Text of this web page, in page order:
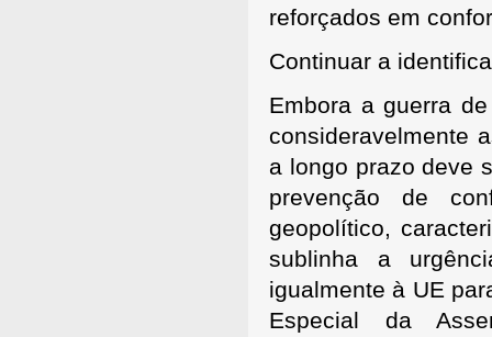
reforçados em
Continuar a
Embora a guerra
consideravelmente
a longo prazo deve
prevenção de
geopolítico,
sublinha a
igualmente à UE
Especial da